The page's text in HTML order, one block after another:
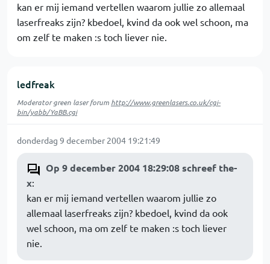
kan er mij iemand vertellen waarom jullie zo allemaal
laserfreaks zijn? kbedoel, kvind da ook wel schoon, ma
om zelf te maken :s toch liever nie.
ledfreak
Moderator green laser forum http://www.greenlasers.co.uk/cgi-
bin/yabb/YaBB.cgi
donderdag 9 december 2004 19:21:49
Op 9 december 2004 18:29:08 schreef the-
x:
kan er mij iemand vertellen waarom jullie zo
allemaal laserfreaks zijn? kbedoel, kvind da ook
wel schoon, ma om zelf te maken :s toch liever
nie.